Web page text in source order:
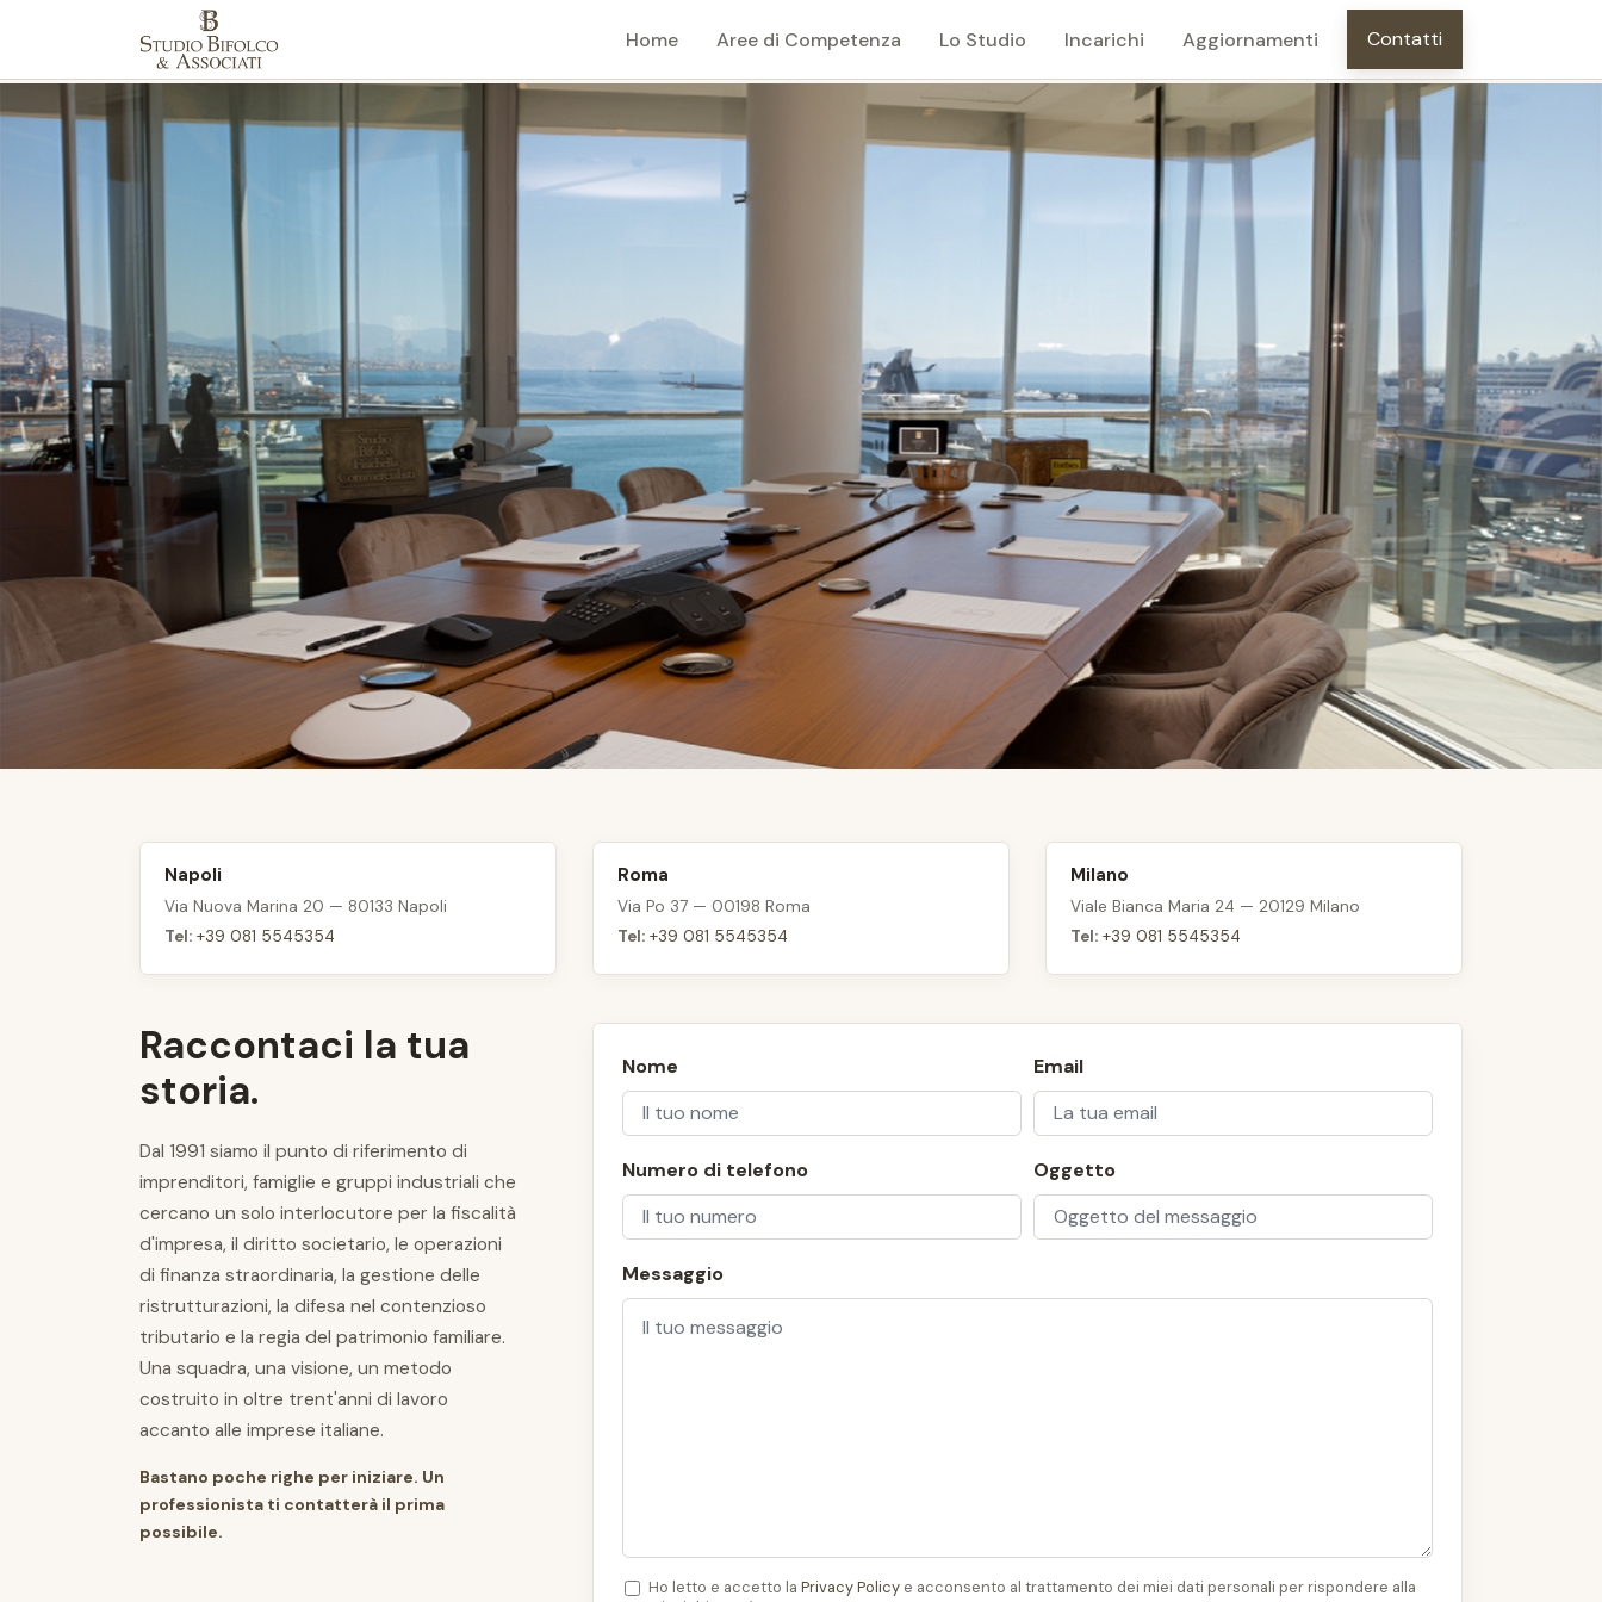
Home Aree di Competenza Lo Studio Incarichi Aggiornamenti Contatti
Napoli
Via Nuova Marina 20 — 80133 Napoli
Tel: +39 081 5545354
Roma
Via Po 37 — 00198 Roma
Tel: +39 081 5545354
Milano
Viale Bianca Maria 24 — 20129 Milano
Tel: +39 081 5545354
Raccontaci la tua
storia.
Dal 1991 siamo il punto di riferimento di
imprenditori, famiglie e gruppi industriali che
cercano un solo interlocutore per la fiscalità
d'impresa, il diritto societario, le operazioni
di finanza straordinaria, la gestione delle
ristrutturazioni, la difesa nel contenzioso
tributario e la regia del patrimonio familiare.
Una squadra, una visione, un metodo
costruito in oltre trent'anni di lavoro
accanto alle imprese italiane.
Bastano poche righe per iniziare. Un
professionista ti contatterà il prima
possibile.
Nome Email
Numero di telefono Oggetto
Messaggio
Ho letto e accetto laPrivacy Policy e acconsento al trattamento dei miei dati personali per rispondere alla